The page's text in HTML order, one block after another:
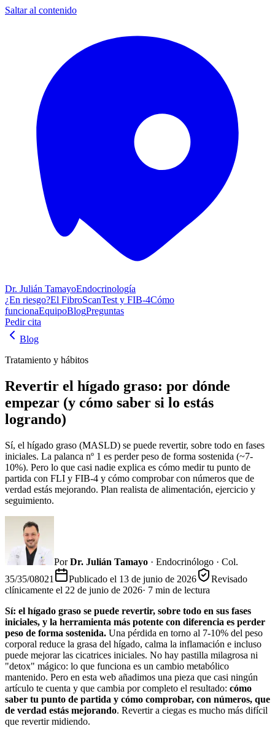
Saltar al contenido
Dr. Julián TamayoEndocrinología
¿En riesgo?El FibroScanTest y FIB-4Cómo
funcionaEquipoBlogPreguntas
Pedir cita
Blog
Tratamiento y hábitos
Revertir el hígado graso: por dónde
empezar (y cómo saber si lo estás
logrando)
Sí, el hígado graso (MASLD) se puede revertir, sobre todo en fases
iniciales. La palanca nº 1 es perder peso de forma sostenida (~7-
10%). Pero lo que casi nadie explica es cómo medir tu punto de
partida con FLI y FIB-4 y cómo comprobar con números que de
verdad estás mejorando. Plan realista de alimentación, ejercicio y
seguimiento.
Por Dr. Julián Tamayo · Endocrinólogo · Col.
35/35/08021
Publicado el 13 de junio de 2026
Revisado
clínicamente el 22 de junio de 2026· 7 min de lectura
Sí: el hígado graso se puede revertir, sobre todo en sus fases
iniciales, y la herramienta más potente con diferencia es perder
peso de forma sostenida. Una pérdida en torno al 7-10% del peso
corporal reduce la grasa del hígado, calma la inflamación e incluso
puede mejorar las cicatrices iniciales. No hay pastilla milagrosa ni
"detox" mágico: lo que funciona es un cambio metabólico
mantenido. Pero en esta web añadimos una pieza que casi ningún
artículo te cuenta y que cambia por completo el resultado: cómo
saber tu punto de partida y cómo comprobar, con números, que
de verdad estás mejorando. Revertir a ciegas es mucho más difícil
que revertir midiendo.